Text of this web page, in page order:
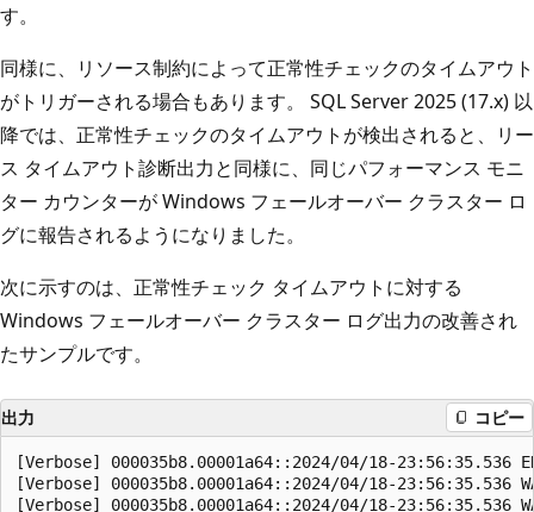
す。
同様に、リソース制約によって正常性チェックのタイムアウト
がトリガーされる場合もあります。 SQL Server 2025 (17.x) 以
降では、正常性チェックのタイムアウトが検出されると、リー
ス タイムアウト診断出力と同様に、同じパフォーマンス モニ
ター カウンターが Windows フェールオーバー クラスター ロ
グに報告されるようになりました。
次に示すのは、正常性チェック タイムアウトに対する
Windows フェールオーバー クラスター ログ出力の改善され
たサンプルです。
出力 コピー
[Verbose] 000035b8.00001a64::2024/04/18-
[Verbose] 000035b8.00001a64::2024/04/18-
[Verbose] 000035b8.00001a64::2024/04/18-